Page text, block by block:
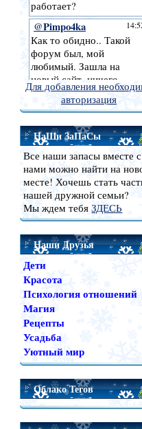
Для добавления
авторизация
НаШи ЗаПаСы
Все наши запасы вместе с
нами можно найти на
месте! Хочешь стать
нашей дружной семьи?
Мы ждем тебяЗДЕСЬ
Наши Друзья
Дети
Красота
Психология отношений
Магия
Рецепты
Усадьба
Уютный мир
Облако Тегов